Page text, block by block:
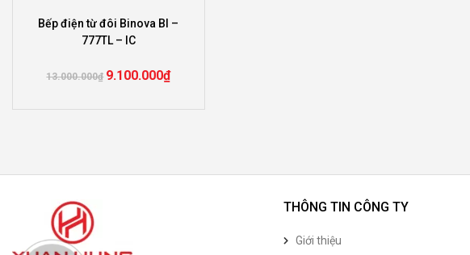
Bếp điện từ đôi Binova BI –
777TL – IC
13.000.000₫ 9.100.000₫
THÔNG TIN CÔNG TY
Giới thiệu